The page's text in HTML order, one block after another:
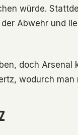
würde.
Abwehr und
doch
wodurch